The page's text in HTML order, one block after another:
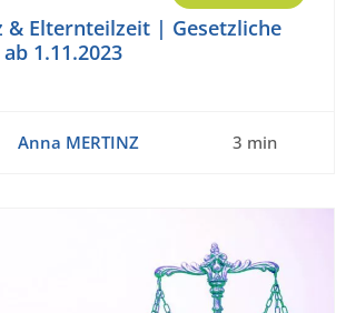
& Elternteilzeit | Gesetzliche
1.11.2023
Anna MERTINZ 3 min